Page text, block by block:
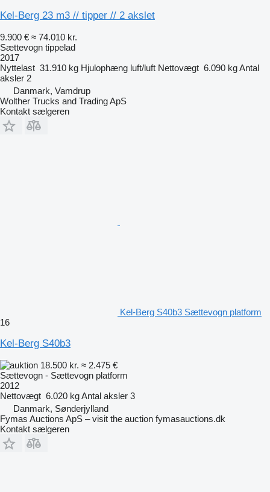
Kel-Berg 23 m3 // tipper // 2 akslet
9.900 € ≈ 74.010 kr.
Sættevogn tippelad
2017
Nyttelast 31.910 kg Hjulophæng luft/luft Nettovægt 6.090 kgAntal
aksler 2
Danmark, Vamdrup
Wolther Trucks and Trading ApS
Kontakt sælgeren
Kel-Berg S40b3 Sættevogn platform
16
Kel-Berg S40b3
18.500 kr. ≈ 2.475 €
Sættevogn - Sættevogn platform
2012
Nettovægt 6.020 kgAntal aksler 3
Danmark, Sønderjylland
Fymas Auctions ApS – visit the auction fymasauctions.dk
Kontakt sælgeren